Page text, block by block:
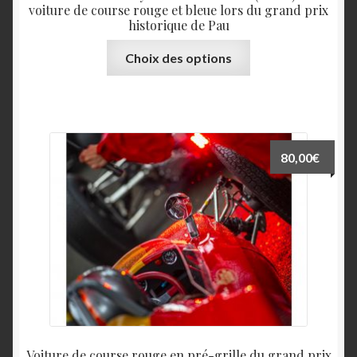
voiture de course rouge et bleue lors du grand prix
historique de Pau
Choix des options
variations.
Les
options
peuvent
être
choisies
sur
la
page
du
produit
80,00€